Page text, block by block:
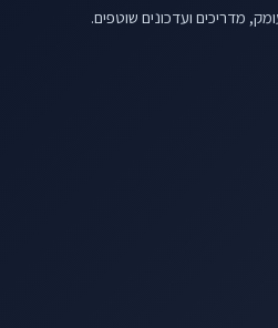
מדריכים ועדכונים שוטפים.